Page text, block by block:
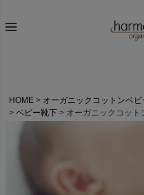
HOME オーガニックコットンベビ
ベビー靴下
オーガニックコット